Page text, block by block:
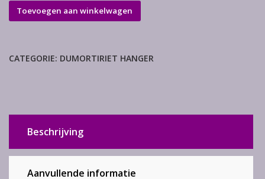
Durmortiriet
hanger
Toevoegen aan winkelwagen
CATEGORIE: DUMORTIRIET HANGER
Beschrijving
Aanvullende informatie